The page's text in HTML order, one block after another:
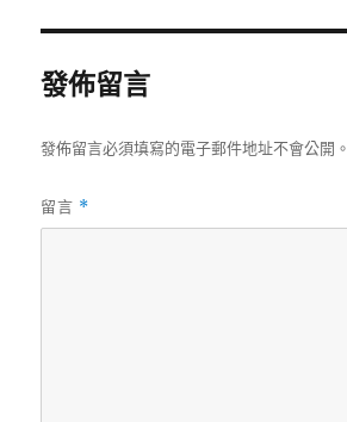
發佈留言
發佈留言必須填寫的電子郵件地址不會公開。
留言 *